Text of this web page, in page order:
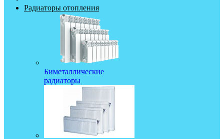
Радиаторы отопления
Биметаллические
радиаторы